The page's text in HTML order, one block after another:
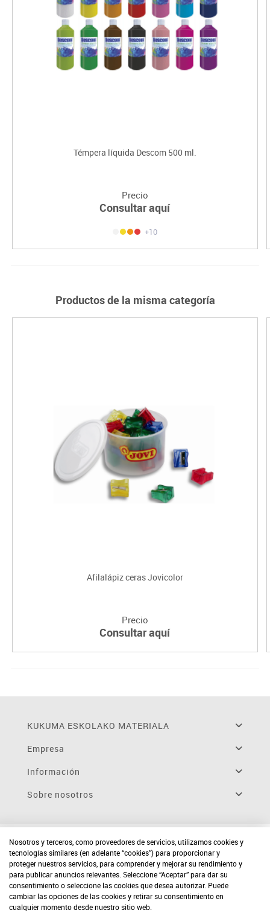
Témpera líquida Descom 500 ml.
Precio
Consultar aquí
+10
Productos de la misma categoría
Afilalápiz ceras Jovicolor
Precio
Consultar aquí
KUKUMA ESKOLAKO MATERIALA
Empresa
Información
Sobre nosotros
Nosotros y terceros, como proveedores de servicios, utilizamos cookies y
tecnologías similares (en adelante “cookies”) para proporcionar y
proteger nuestros servicios, para comprender y mejorar su rendimiento y
para publicar anuncios relevantes. Seleccione “Aceptar” para dar su
consentimiento o seleccione las cookies que desea autorizar. Puede
cambiar las opciones de las cookies y retirar su consentimiento en
cualquier momento desde nuestro sitio web.